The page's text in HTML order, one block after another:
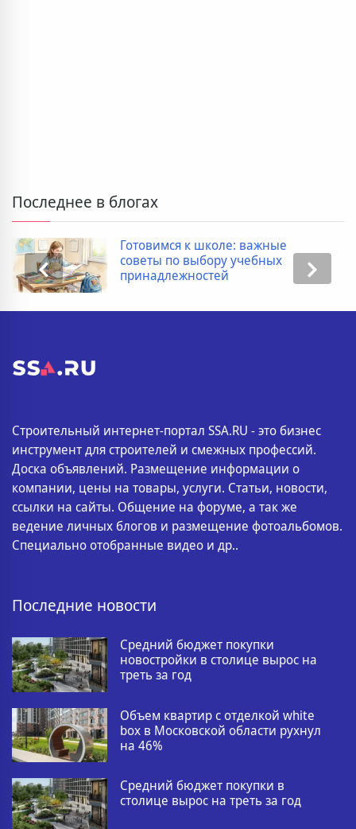
Последнее в блогах
Готовимся к школе: важные
советы по выбору учебных
принадлежностей
Строительный интернет-портал SSA.RU - это бизнес
инструмент для строителей и смежных профессий.
Доска объявлений. Размещение информации о
компании, цены на товары, услуги. Статьи, новости,
ссылки на сайты. Общение на форуме, а так же
ведение личных блогов и размещение фотоальбомов.
Специально отобранные видео и др..
Последние новости
Средний бюджет покупки
новостройки в столице вырос на
треть за год
Объем квартир с отделкой white
box в Московской области рухнул
на 46%
Средний бюджет покупки в
столице вырос на треть за год